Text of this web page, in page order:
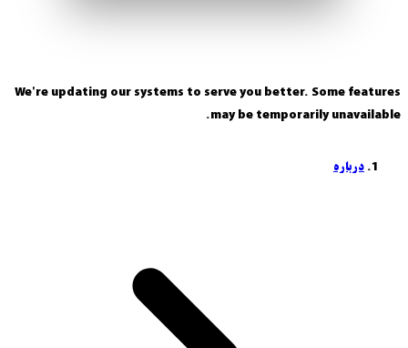
We're updating our systems to serve you better. Some features
may be temporarily unavailable.
درباره